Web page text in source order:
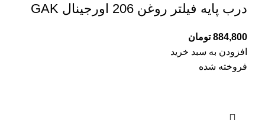
درب پایه فیلتر روغن 206 اورجینال GAK
884,800 تومان
افزودن به سبد خرید
فروخته شده